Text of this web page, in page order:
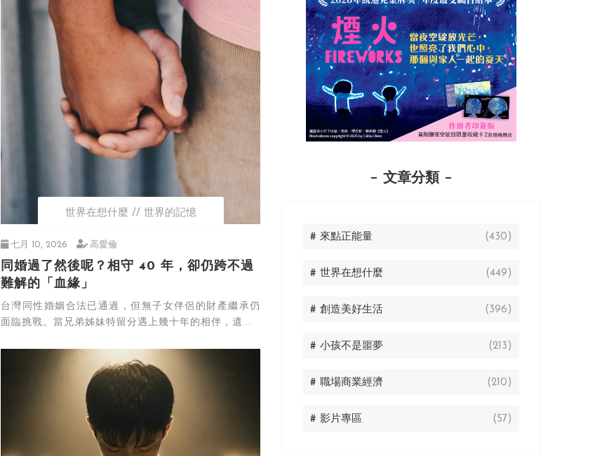
世界在想什麼 世界的記憶
七月 10, 2026 高愛倫
同婚過了然後呢？相守 40 年，卻仍跨不過
難解的「血緣」
台灣同性婚姻合法已通過，但無子女伴侶的財產繼承仍
面臨挑戰。當兄弟姊妹特留分遇上幾十年的相伴，遺...
文章分類
# 來點正能量 (430)
# 世界在想什麼 (449)
# 創造美好生活 (396)
# 小孩不是噩夢 (213)
# 職場商業經濟 (210)
# 影片專區 (57)